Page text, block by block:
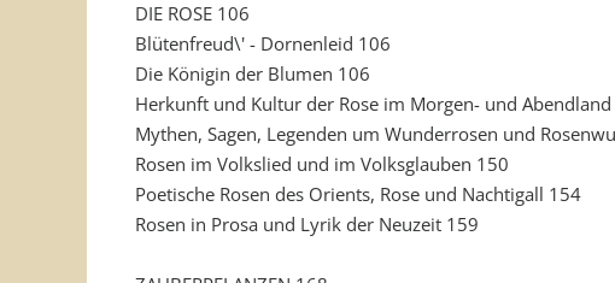
DIE ROSE 106
Blütenfreud\' - Dornenleid 106
Die Königin der Blumen 106
Herkunft und Kultur der Rose im Morgen- und
Mythen, Sagen, Legenden um Wunderrosen und
Rosen im Volkslied und im Volksglauben 150
Poetische Rosen des Orients, Rose und Nachtigall 154
Rosen in Prosa und Lyrik der Neuzeit 159